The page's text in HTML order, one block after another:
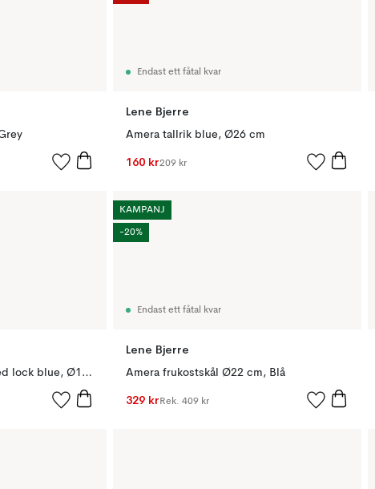
Endast ett fåtal kvar
Lene Bjerre
Amera tallrik blue, Ø26 cm
160 kr209 kr
Amera förvaringsburk med lock blue, Ø12 cm
Endast ett fåtal kvar
Lene Bjerre
Amera frukostskål Ø22 cm, Blå
329 kr Rek. 409 kr
KAMPANJ
-20%